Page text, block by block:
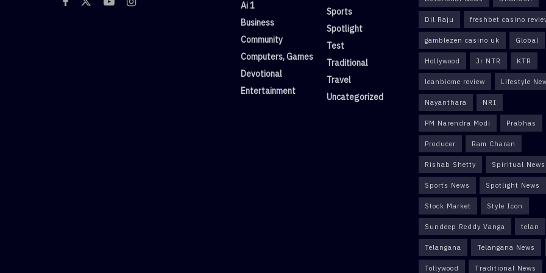
Ai 1
Business
Community
Computers, Games
Devotional
Entertainment
Sports
Spotlight
Test
Traditional
Travel
Uncategorized
Dil Raju freshbet casino
gamblezen casino uk Global
Hollywood Jr NTR KTR
leanbiome review Lifestyle
Nayanthara NRI
PM Narendra Modi Prabhas
Producer Ram Charan
Rishab Shetty Spiritual News
Sports News Spotlight News
Stock Market Style Icon
Sundeep Reddy Vanga telan
Telangana Telangana News
Tollywood Traditional News